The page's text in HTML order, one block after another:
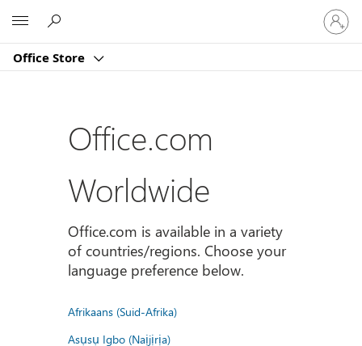
Office Store
Sign
in
to
account
Office.com
Worldwide
Office.com is available in a variety
of countries/regions. Choose your
language preference below.
Afrikaans (Suid-Afrika)
Asụsụ Igbo (Naịjịrịa)